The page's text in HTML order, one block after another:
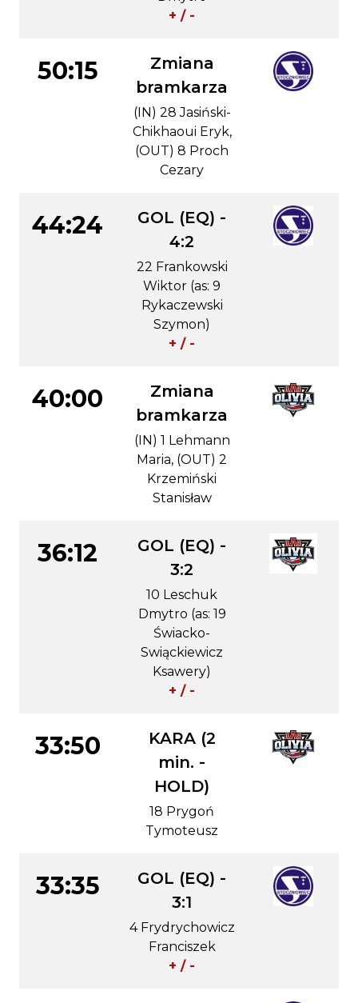
+ / -
50:15
Zmiana
bramkarza
(IN) 28 Jasiński-
Chikhaoui Eryk,
(OUT) 8 Proch
Cezary
44:24
GOL (EQ) -
4:2
22 Frankowski
Wiktor (as: 9
Rykaczewski
Szymon)
+ / -
40:00
Zmiana
bramkarza
(IN) 1 Lehmann
Maria, (OUT) 2
Krzemiński
Stanisław
36:12
GOL (EQ) -
3:2
10 Leschuk
Dmytro (as: 19
Świacko-
Swiąckiewicz
Ksawery)
+ / -
33:50
KARA (2
min. -
HOLD)
18 Prygoń
Tymoteusz
33:35
GOL (EQ) -
3:1
4 Frydrychowicz
Franciszek
+ / -